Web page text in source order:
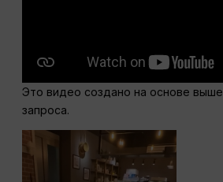
Это видео создано на основе
запроса.